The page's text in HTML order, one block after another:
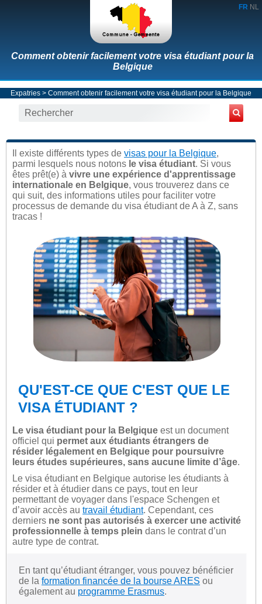
FR NL
Comment obtenir facilement votre visa étudiant pour la
Belgique
Expatries > Comment obtenir facilement votre visa étudiant pour la Belgique
Il existe différents types de visas pour la Belgique,
parmi lesquels nous notons le visa étudiant. Si vous
êtes prêt(e) à vivre une expérience d'apprentissage
internationale en Belgique, vous trouverez dans ce
qui suit, des informations utiles pour faciliter votre
processus de demande du visa étudiant de A à Z, sans
tracas !
QU'EST-CE QUE C'EST QUE LE
VISA ÉTUDIANT ?
Le visa étudiant pour la Belgique est un document
officiel qui permet aux étudiants étrangers de
résider légalement en Belgique pour poursuivre
leurs études supérieures, sans aucune limite d’âge.
Le visa étudiant en Belgique autorise les étudiants à
résider et à étudier dans ce pays, tout en leur
permettant de voyager dans l'espace Schengen et
d’avoir accès au travail étudiant. Cependant, ces
derniers ne sont pas autorisés à exercer une activité
professionnelle à temps plein dans le contrat d’un
autre type de contrat.
En tant qu’étudiant étranger, vous pouvez bénéficier
de la formation financée de la bourse ARES ou
également au programme Erasmus.